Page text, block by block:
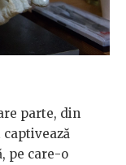
parte, din
captivează
pe care-o